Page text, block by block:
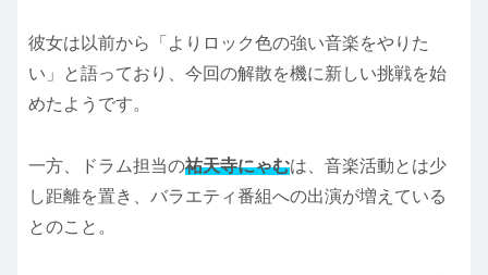
彼女は以前から「よりロック色の強い音楽をやりた
い」と語っており、今回の解散を機に新しい挑戦を始
めたようです。
一方、ドラム担当の祐天寺にゃむは、音楽活動とは少
し距離を置き、バラエティ番組への出演が増えている
とのこと。